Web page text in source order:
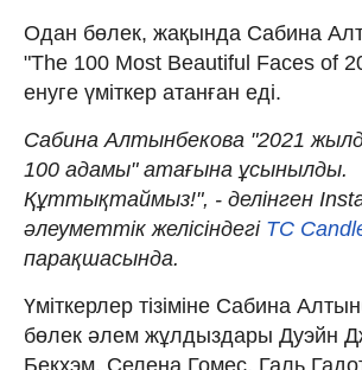
Одан бөлек, жақында Сабина
"The 100 Most Beautiful Faces of
енуге үміткер атанған еді.
Сабина Алтынбекова "2021
100 адамы" атағына ұсынылды.
Құттықтаймыз!", - делінген
әлеуметтік желісіндегі TC
парақшасында.
Үміткерлер тізіміне Сабина
бөлек әлем жұлдыздары Дуэйн
Бекхэм, Селена Гомес, Галь